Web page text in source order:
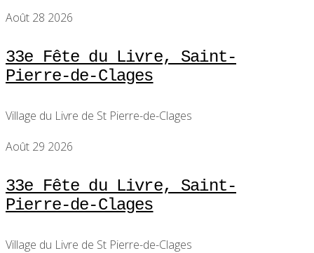
Août 28 2026
33e Fête du Livre, Saint-
Pierre-de-Clages
Village du Livre de St Pierre-de-Clages
Août 29 2026
33e Fête du Livre, Saint-
Pierre-de-Clages
Village du Livre de St Pierre-de-Clages